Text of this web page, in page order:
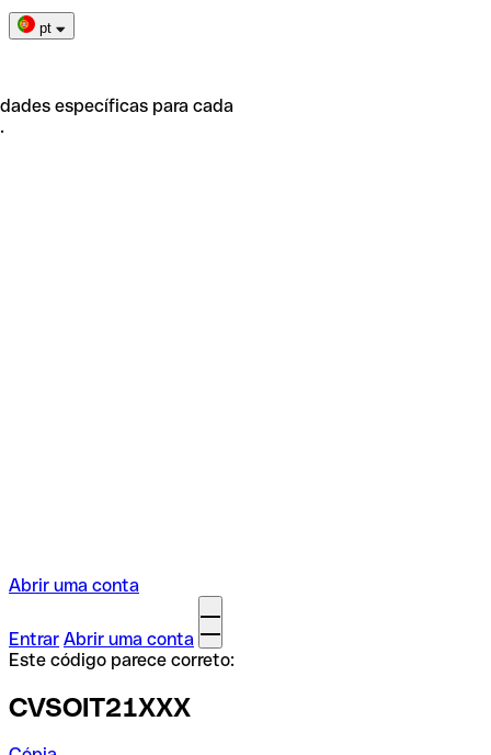
pt
específicas para cada
Abrir uma conta
Entrar Abrir uma conta
Este código parece correto:
CVSOIT21XXX